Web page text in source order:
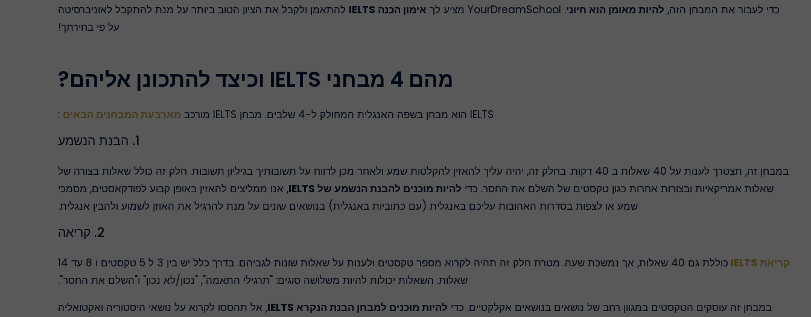
כדי לעבור את המבחן הזה, להיות מאומן הוא חיוני. YourDreamSchool מציע לך אימון הכנה IELTS
להתאמן ולקבל את הציון הטוב ביותר על מנת להתקבל לאוניברסיטה
על פי בחירתך!
מהם 4 מבחני IELTS וכיצד להתכונן אליהם?
IELTS הוא מבחן בשפה האנגלית המחולק ל-4 שלבים. מבחן IELTS מורכב מארבעת המבחנים הבאים :
1. הבנת הנשמע
במבחן זה, תצטרך לענות על 40 שאלות ב 40 דקות. בחלק זה, יהיה עליך להאזין להקלטות שמע ולאחר מכן לדווח על תשובותיך בגיליון תשובות. חלק זה כולל שאלות בצורה של
שאלות אמריקאיות ובצורות אחרות כגון טקסטים של השלם את החסר. כדי להיות מוכנים להבנת הנשמע של IELTS
, אנו ממליצים להאזין באופן קבוע לפודקאסטים, מסמכי
שמע או לצפות בסדרות האהובות עליכם באנגלית (עם כתוביות באנגלית) בנושאים שונים על מנת להרגיל את האוזן לשמוע ולהבין אנגלית.
2. קריאה
קריאת IELTS
כוללת גם 40 שאלות, אך נמשכת שעה. מטרת חלק זה תהיה לקרוא מספר טקסטים ולענות על שאלות שונות לגביהם. בדרך כלל יש בין 3 ל 5 טקסטים ו 8 עד 14
שאלות. השאלות יכולות להיות משלושה סוגים: "תרגילי התאמה", "נכון/לא נכון" ו"השלם את החסר".
במבחן זה עוסקים הטקסטים במגוון רחב של נושאים בנושאים אקלקטיים. כדי להיות מוכנים למבחן הבנת הנקרא IELTS
, אל תהססו לקרוא על נושאי היסטוריה ואקטואליה